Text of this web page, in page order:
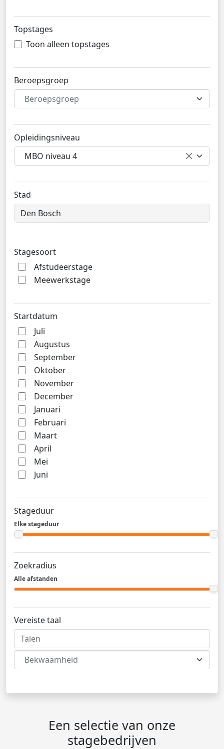
Topstages
Toon alleen topstages
Beroepsgroep
Beroepsgroep
Opleidingsniveau
MBO niveau 4
Stad
Stagesoort
Afstudeerstage
Meewerkstage
Startdatum
Juli
Augustus
September
Oktober
November
December
Januari
Februari
Maart
April
Mei
Juni
Stageduur
Elke stageduur
Zoekradius
Alle afstanden
Vereiste taal
Bekwaamheid
Een selectie van onze
stagebedrijven